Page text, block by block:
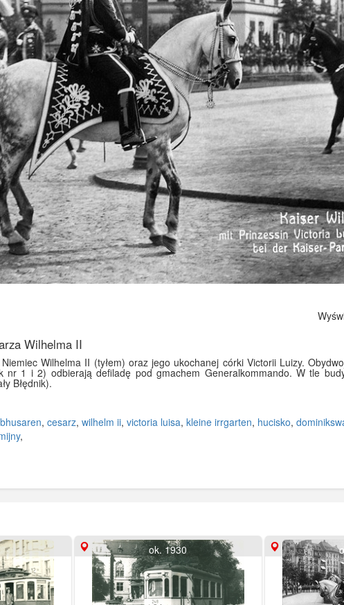
Wilhelma II
Wilhelma II (tyłem) oraz jego ukochanej córki Victorii Luizy.
nr 1 i 2) odbierają defiladę pod gmachem Generalkommando. W tle
Błędnik).
, cesarz, wilhelm ii, victoria luisa, kleine irrgarten, hucisko,
,
ok. 1930